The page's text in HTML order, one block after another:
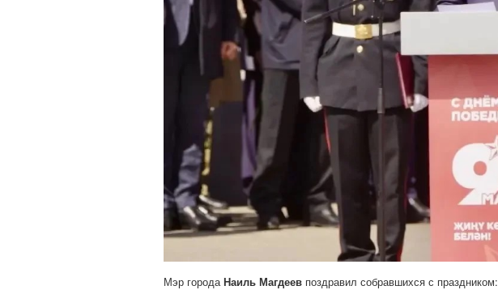
Мэр города Наиль Магдеев поздравил собравшихся с праздником: